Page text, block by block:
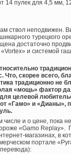
14 пулек для 4,5 мм,
ствол неподвижен.
турецкого
достаточно
и системой
скорее всего,
традиционно не
«мощь» фактор
для целевой
«Гамо» и
и о цене, пока
«Gamo
магазинах, в
портале